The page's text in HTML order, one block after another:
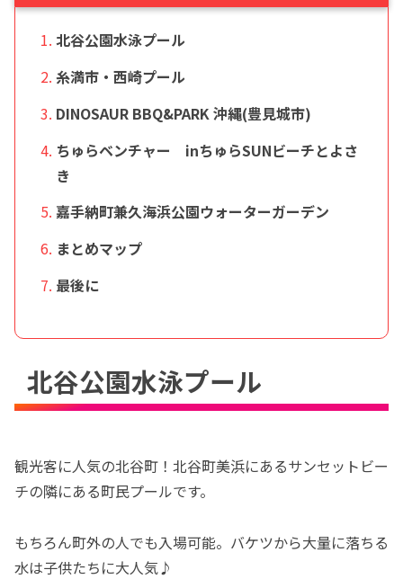
北谷公園水泳プール
糸満市・西崎プール
DINOSAUR BBQ&PARK 沖縄(豊見城市)
ちゅらベンチャー inちゅらSUNビーチとよさ
き
嘉手納町兼久海浜公園ウォーターガーデン
まとめマップ
最後に
北谷公園水泳プール
観光客に人気の北谷町！北谷町美浜にあるサンセットビー
チの隣にある町民プールです。
もちろん町外の人でも入場可能。バケツから大量に落ちる
水は子供たちに大人気♪